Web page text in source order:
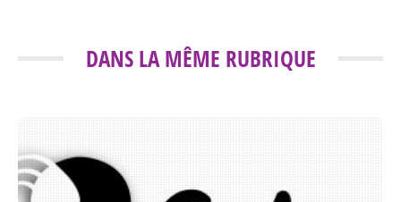
DANS LA MÊME RUBRIQUE